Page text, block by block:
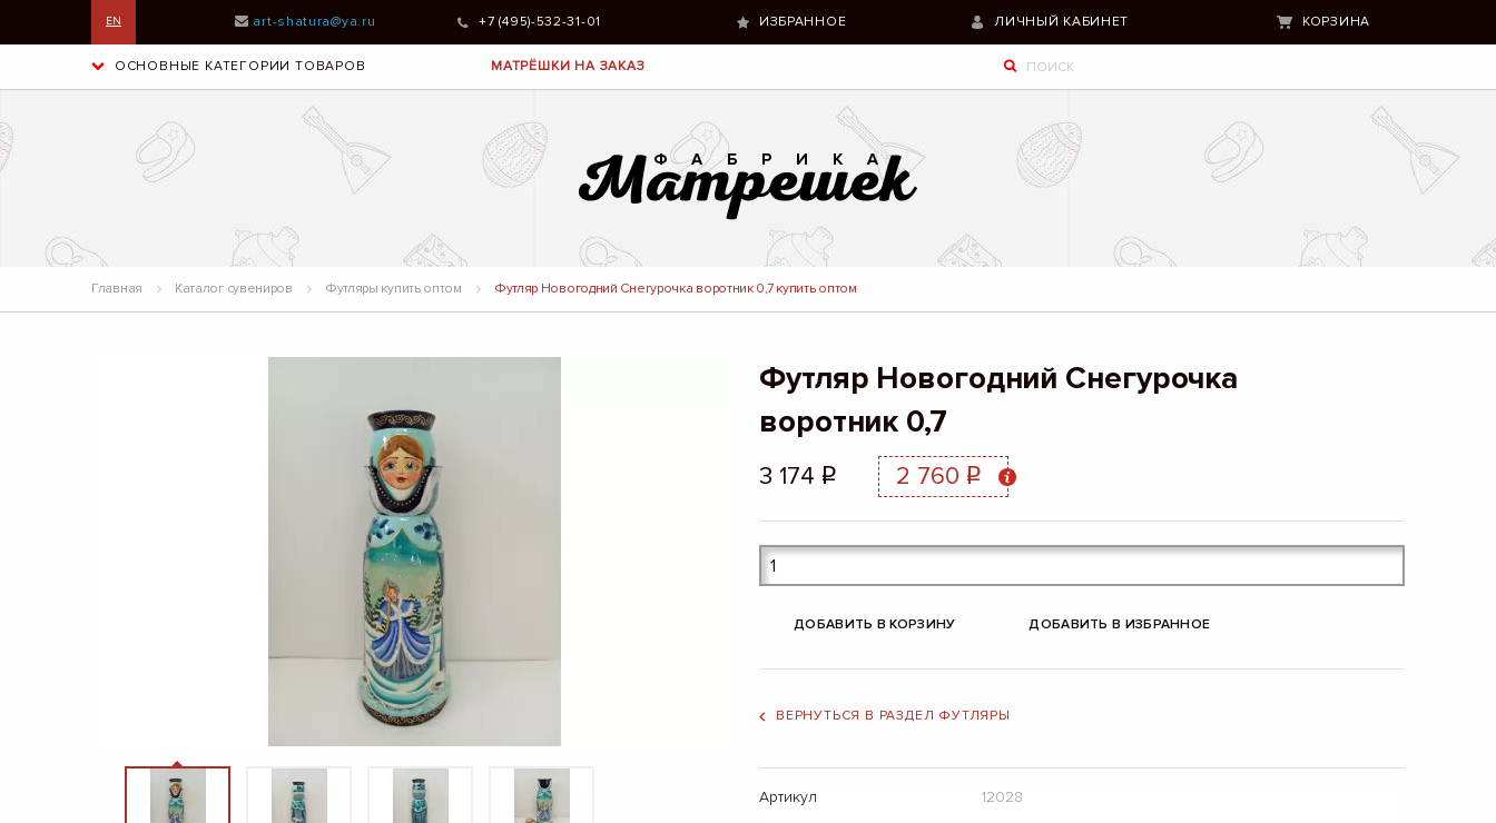
EN art-shatura@ya.ru +7 (495)-532-31-01 ИЗБРАННОЕ ЛИЧНЫЙ КАБИНЕТ КОРЗИНА
ОСНОВНЫЕ КАТЕГОРИИ ТОВАРОВ МАТРЁШКИ НА ЗАКАЗ
Главная Каталог сувениров Футляры купить оптом Футляр Новогодний Снегурочка воротник 0,7 купить оптом
Футляр Новогодний Снегурочка
воротник 0,7
3 174 q 2 760 q
ДОБАВИТЬ В КОРЗИНУ ДОБАВИТЬ В ИЗБРАННОЕ
ВЕРНУТЬСЯ В РАЗДЕЛ ФУТЛЯРЫ
Артикул
12028